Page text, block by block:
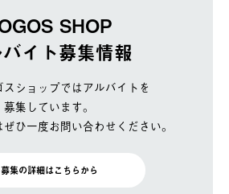
SHOP
イト募集情報
ショップではアルバイトを
募集しています。
ひ一度お問い合わせください。
募集の詳細はこちらから